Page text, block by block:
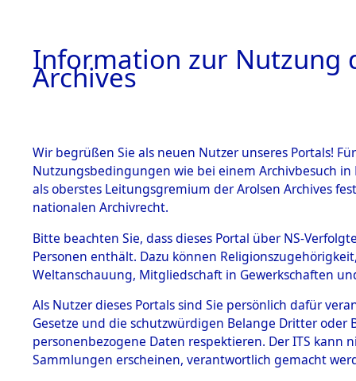
BESTÄNDE
1.
Inhaftierungsdoku
mente
1.2.9 Beim ITS
Effekten
1.2.9.1
Effekten aus
dem KZ
Dachau
0004
Information zur Nutzung
Archives
Wir begrüßen Sie als neuen Nutzer unseres Portals!
Nutzungsbedingungen wie bei einem Archivbesuch
als oberstes Leitungsgremium der Arolsen Archives
nationalen Archivrecht.
Bitte beachten Sie, dass dieses Portal über NS-
Personen enthält. Dazu können
Weltanschauung, Mitgliedschaft in Gewerkschaften
Als Nutzer dieses Portals sind Sie persönlich dafür
Gesetze und die schutzwürdigen Belange Dritter
personenbezogene Daten respektieren. Der ITS
Sammlungen erscheinen, verantwortlich gemacht